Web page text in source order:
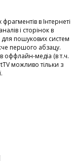
в Інтернеті
і сторінок в
пошукових систем
першого абзацу.
оффлайн-медіа (в т.ч.
можливо тільки з